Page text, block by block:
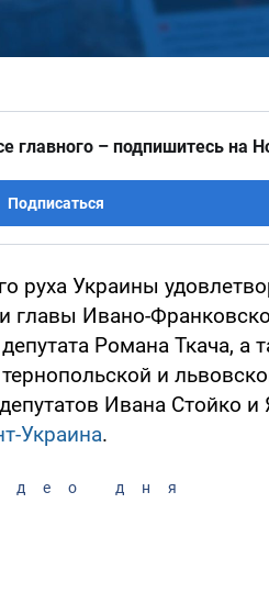
главного – подпишитесь на
Подписаться
руха Украины
главы Ивано-
Романа Ткача, а
и
Ивана Стойко и
Украина.
дня